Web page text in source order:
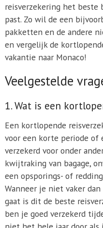
reisverzekering het beste
past. Zo wil de een
pakketten en de andere
en vergelijk de
vakantie naar Monaco!
Veelgestelde
1. Wat is een
Een kortlopende
voor een korte periode of
verzekerd voor onder
kwijtraking van bagage,
een opsporings- of
Wanneer je niet vaker
gaat is dit de beste
ben je goed verzekerd